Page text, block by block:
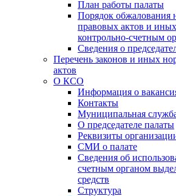
План работы палаты
Порядок обжалования
правовых актов и
контрольно-счетным
Сведения о
Перечень законов и иных
актов
О КСО
Информация о
Контакты
Муниципальная
О председателе палаты
Реквизиты
СМИ о палате
Сведения об
счетным органом
средств
Структура